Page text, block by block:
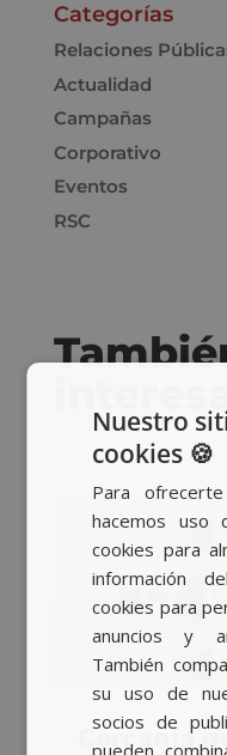
Categorías
Relaciones
Actualidad
Campañas
Corporativo
Eventos
RSC
Cercanía
Nuestro
cookies 🍪
Para
hacemos uso
cookies para
información
cookies para
anuncios y
También
su uso de
socios de
pueden